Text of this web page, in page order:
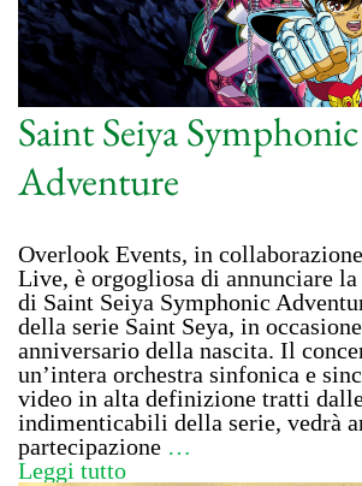
Saint Seiya Symphonic
Adventure
Overlook Events, in
Live, è orgogliosa di annunciare
di Saint Seiya Symphonic
della serie Saint Seya, in
anniversario della nascita. Il
un’intera orchestra sinfonica e
video in alta definizione tratti
indimenticabili della serie, vedrà
partecipazione …
Leggi tutto